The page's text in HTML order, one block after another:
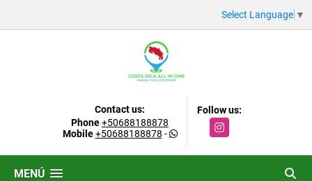
Select Language ▼
Contact us:
Phone+50688188878
Mobile+50688188878 -
Follow us:
Instagram
MENÚ